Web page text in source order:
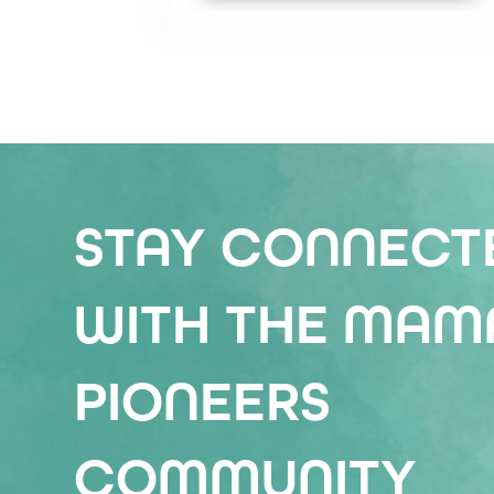
STAY
WITH THE
PIONEERS
COMMUNITY